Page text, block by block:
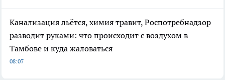
Канализация льётся, химия травит, Роспотребнадзор
разводит руками: что происходит с воздухом в
Тамбове и куда жаловаться
08:07